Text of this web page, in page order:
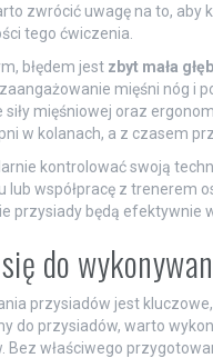
zwrócić uwagę na to, aby
tego ćwiczenia.
błędem jest zbyt mała
mięśni nóg i
mięśniowej oraz
w kolanach, a z czasem
kontrolować swoją
lub współpracę z trenerem
przysiady będą
do
przysiadów jest
do przysiadów, warto
Bez właściwego